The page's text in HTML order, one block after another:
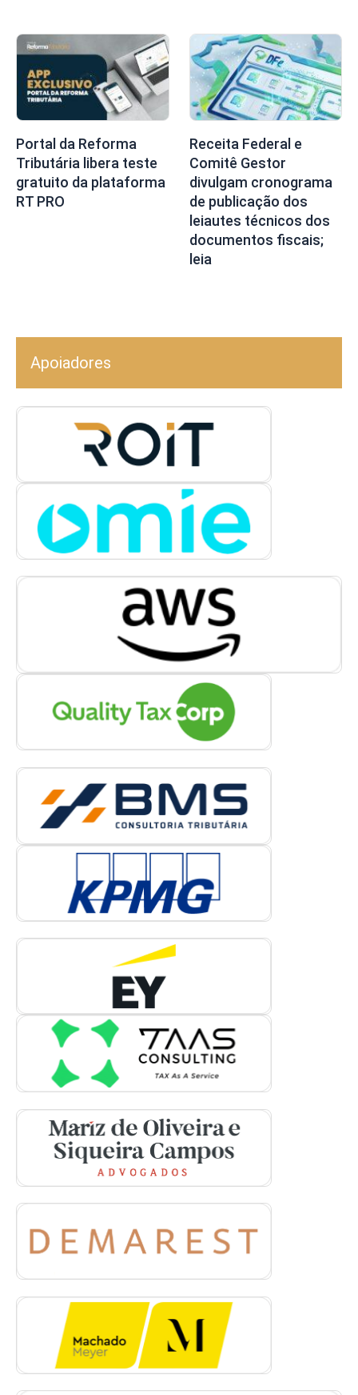
Portal da Reforma
Tributária libera teste
gratuito da plataforma
RT PRO
Receita Federal e
Comitê Gestor
divulgam cronograma
de publicação dos
leiautes técnicos dos
documentos fiscais;
leia
Apoiadores